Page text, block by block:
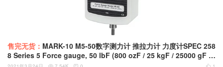
售完无货： MARK-10 M5-50数字测力计 推拉力计 力度计SPEC 258
8 Series 5 Force gauge, 50 lbF (800 ozF / 25 kgF / 25000 gF /
250 N)